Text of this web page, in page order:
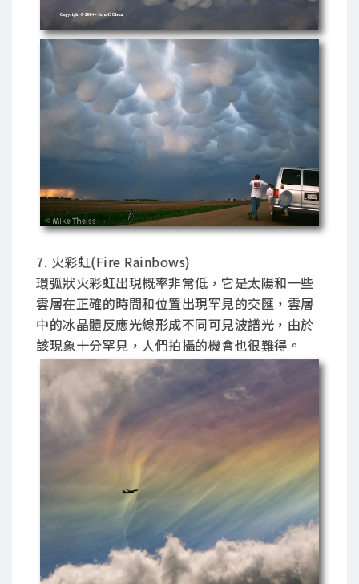
7. 火彩虹(Fire Rainbows)
環弧狀火彩虹出現概率非常低，它是太陽和一些
雲層在正確的時間和位置出現罕見的交匯，雲層
中的冰晶體反應光線形成不同可見波譜光，由於
該現象十分罕見，人們拍攝的機會也很難得。